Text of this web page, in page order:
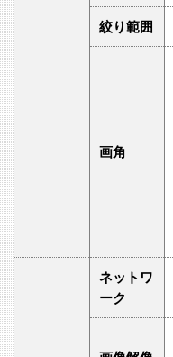
絞り範囲
画角
ネットワ
ーク